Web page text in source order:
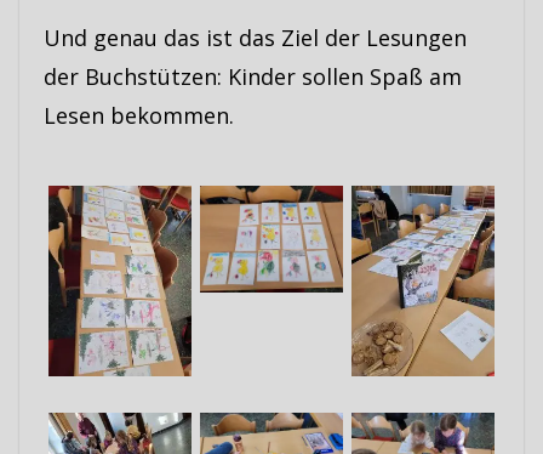
Und genau das ist das Ziel der Lesungen
der Buchstützen: Kinder sollen Spaß am
Lesen bekommen.